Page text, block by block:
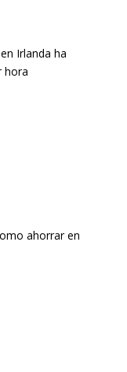
Irlanda ha
hora
ahorrar en